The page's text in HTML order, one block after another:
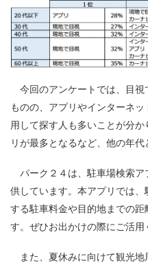
今回のアンケートでは、目視
ものの、アプリやインターネ
用して探す人も多いことが分
リが最多となるなど、他の年代
パーク２４は、駐車場検索ア
供しています。本アプリでは
する駐車料金や目的地までの
す。ぜひお出かけの際にご活用
また、夏休みに向けて観光地